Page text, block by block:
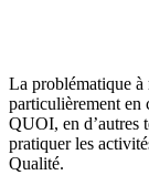
La problématique à
particulièrement
QUOI, en d’autres
pratiquer les
Qualité.